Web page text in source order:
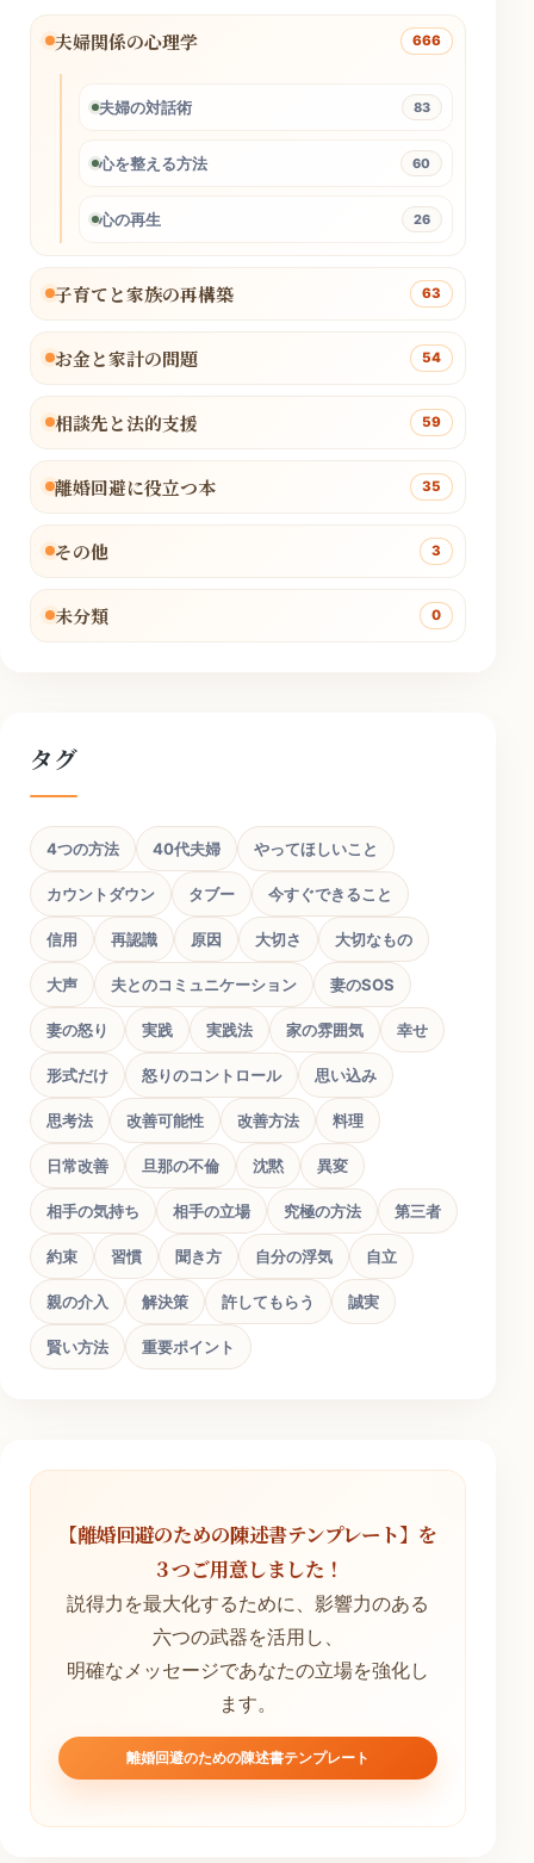
夫婦関係の心理学 666
夫婦の対話術 83
心を整える方法 60
心の再生 26
子育てと家族の再構築 63
お金と家計の問題 54
相談先と法的支援 59
離婚回避に役立つ本 35
その他 3
未分類 0
タグ
4つの方法 40代夫婦 やってほしいこと
カウントダウン タブー 今すぐできること
信用 再認識 原因 大切さ 大切なもの
大声 夫とのコミュニケーション 妻のSOS
妻の怒り 実践 実践法 家の雰囲気 幸せ
形式だけ 怒りのコントロール 思い込み
思考法 改善可能性 改善方法 料理
日常改善 旦那の不倫 沈黙 異変
相手の気持ち 相手の立場 究極の方法 第三者
約束 習慣 聞き方 自分の浮気 自立
親の介入 解決策 許してもらう 誠実
賢い方法 重要ポイント
【離婚回避のための陳述書テンプレート】を
３つご用意しました！
説得力を最大化するために、影響力のある
六つの武器を活用し、
明確なメッセージであなたの立場を強化し
ます。
離婚回避のための陳述書テンプレート